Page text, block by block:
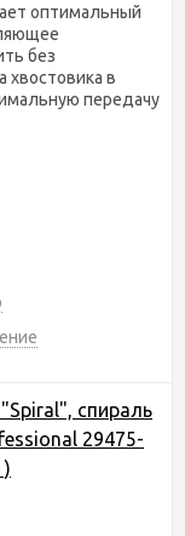
оптимальный
без
хвостовика в
передачу
спираль
29475-